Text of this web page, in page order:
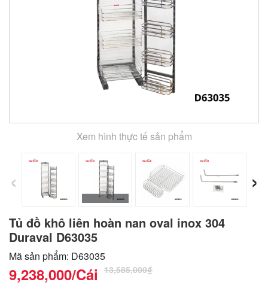
Xem hình thực tế sản phẩm
‹ ›
Tủ đồ khô liên hoàn nan oval inox 304
Duraval D63035
Mã sản phẩm: D63035
9,238,000/Cái 13,585,000₫